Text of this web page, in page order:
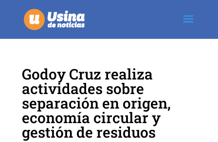
Godoy Cruz realiza
actividades sobre
separación en origen,
economía circular y
gestión de residuos